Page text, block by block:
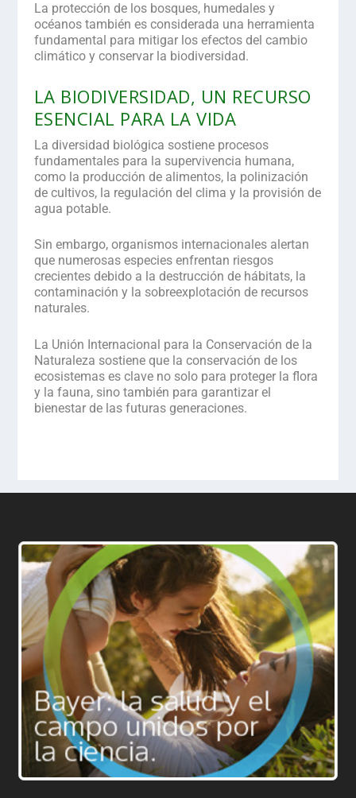
La protección de los bosques, humedales y
océanos también es considerada una herramienta
fundamental para mitigar los efectos del cambio
climático y conservar la biodiversidad.
LA BIODIVERSIDAD, UN RECURSO
ESENCIAL PARA LA VIDA
La diversidad biológica sostiene procesos
fundamentales para la supervivencia humana,
como la producción de alimentos, la polinización
de cultivos, la regulación del clima y la provisión de
agua potable.
Sin embargo, organismos internacionales alertan
que numerosas especies enfrentan riesgos
crecientes debido a la destrucción de hábitats, la
contaminación y la sobreexplotación de recursos
naturales.
La Unión Internacional para la Conservación de la
Naturaleza sostiene que la conservación de los
ecosistemases clave no solo para proteger la flora
y la fauna, sino también para garantizar el
bienestar de las futuras generaciones.